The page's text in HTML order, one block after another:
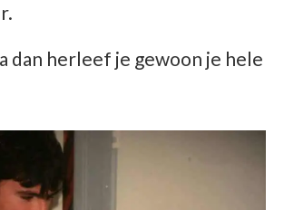
dan herleef je gewoon je hele